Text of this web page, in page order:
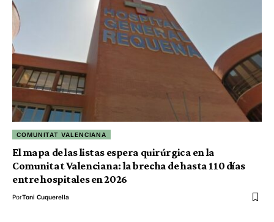
COMUNITAT VALENCIANA
El mapa de las listas espera quirúrgica en la
Comunitat Valenciana: la brecha de hasta 110 días
entre hospitales en 2026
PorToni Cuquerella